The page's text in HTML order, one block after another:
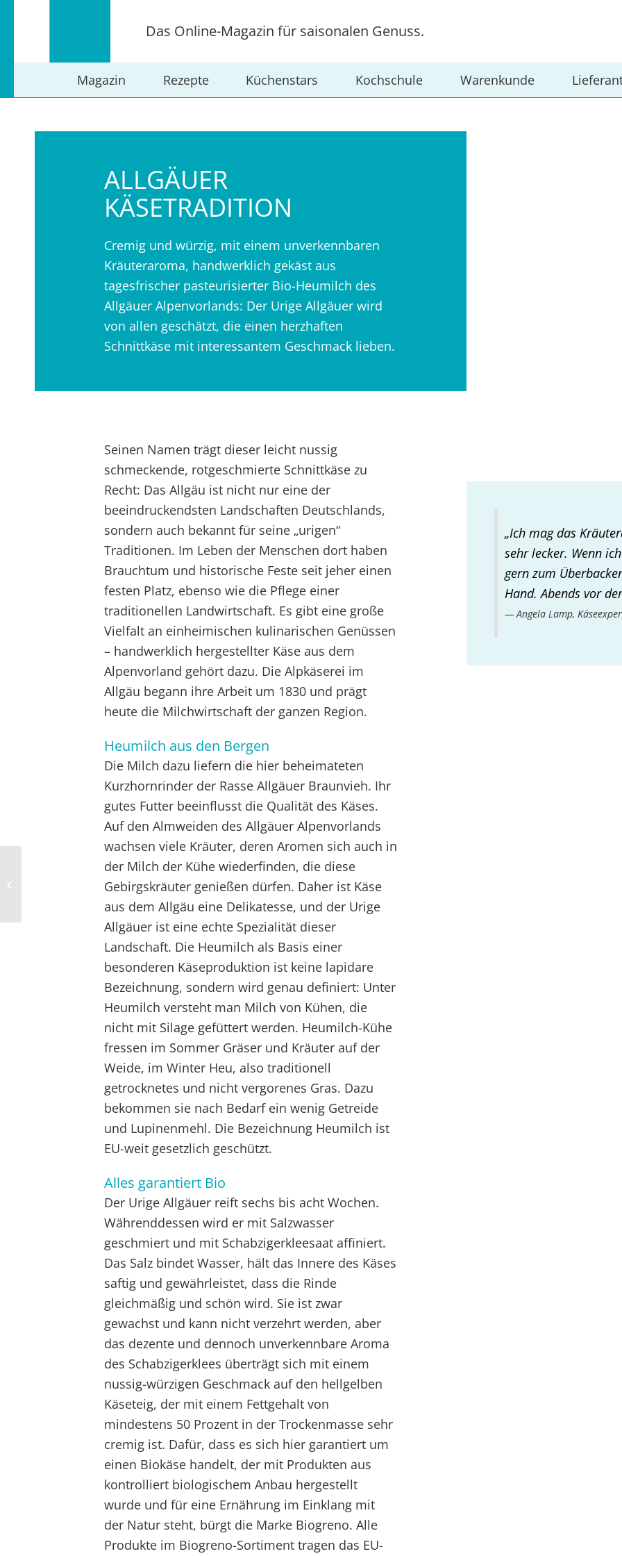
Das Online-Magazin für saisonalen Genuss.
Magazin Rezepte Küchenstars Kochschule Warenkunde
ALLGÄUER
KÄSETRADITION
Cremig und würzig, mit einem unverkennbaren
Kräuteraroma, handwerklich gekäst aus
tagesfrischer pasteurisierter Bio-Heumilch des
Allgäuer Alpenvorlands: Der Urige Allgäuer wird
von allen geschätzt, die einen herzhaften
Schnittkäse mit interessantem Geschmack lieben.
„Ich mag das
sehr lecker. Wenn
gern zum
Hand. Abends vor
Angela Lamp,
Seinen Namen trägt dieser leicht nussig
schmeckende, rotgeschmierte Schnittkäse zu
Recht: Das Allgäu ist nicht nur eine der
beeindruckendsten Landschaften Deutschlands,
sondern auch bekannt für seine „urigen“
Traditionen. Im Leben der Menschen dort haben
Brauchtum und historische Feste seit jeher einen
festen Platz, ebenso wie die Pflege einer
traditionellen Landwirtschaft. Es gibt eine große
Vielfalt an einheimischen kulinarischen Genüssen
– handwerklich hergestellter Käse aus dem
Alpenvorland gehört dazu. Die Alpkäserei im
Allgäu begann ihre Arbeit um 1830 und prägt
heute die Milchwirtschaft der ganzen Region.
Heumilch aus den Bergen
Die Milch dazu liefern die hier beheimateten
Kurzhornrinder der Rasse Allgäuer Braunvieh. Ihr
gutes Futter beeinflusst die Qualität des Käses.
Auf den Almweiden des Allgäuer Alpenvorlands
wachsen viele Kräuter, deren Aromen sich auch in
der Milch der Kühe wiederfinden, die diese
Gebirgskräuter genießen dürfen. Daher ist Käse
aus dem Allgäu eine Delikatesse, und der Urige
Allgäuer ist eine echte Spezialität dieser
Landschaft. Die Heumilch als Basis einer
besonderen Käseproduktion ist keine lapidare
Bezeichnung, sondern wird genau definiert: Unter
Heumilch versteht man Milch von Kühen, die
nicht mit Silage gefüttert werden. Heumilch-Kühe
fressen im Sommer Gräser und Kräuter auf der
Weide, im Winter Heu, also traditionell
getrocknetes und nicht vergorenes Gras. Dazu
bekommen sie nach Bedarf ein wenig Getreide
und Lupinenmehl. Die Bezeichnung Heumilch ist
EU-weit gesetzlich geschützt.
Alles garantiert Bio
Der Urige Allgäuer reift sechs bis acht Wochen.
Währenddessen wird er mit Salzwasser
geschmiert und mit Schabzigerkleesaat affiniert.
Das Salz bindet Wasser, hält das Innere des Käses
saftig und gewährleistet, dass die Rinde
gleichmäßig und schön wird. Sie ist zwar
gewachst und kann nicht verzehrt werden, aber
das dezente und dennoch unverkennbare Aroma
des Schabzigerklees überträgt sich mit einem
nussig-würzigen Geschmack auf den hellgelben
Käseteig, der mit einem Fettgehalt von
mindestens 50 Prozent in der Trockenmasse sehr
cremig ist. Dafür, dass es sich hier garantiert um
einen Biokäse handelt, der mit Produkten aus
kontrolliert biologischem Anbau hergestellt
wurde und für eine Ernährung im Einklang mit
der Natur steht, bürgt die Marke Biogreno. Alle
Produkte im Biogreno-Sortiment tragen das EU-
Genuss für lange Abende